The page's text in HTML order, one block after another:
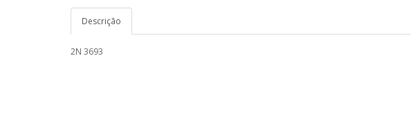
Descrição
2N 3693